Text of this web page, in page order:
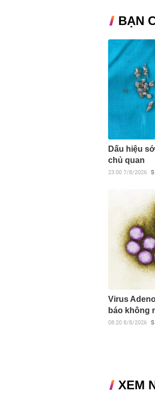
BẠN
Dấu hiệu
chủ quan
23:00 7/8/2026
Virus
báo không
08:20 8/8/2026
XEM